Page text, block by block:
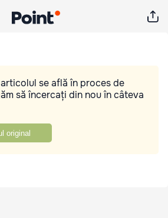
se află în proces de
să încercați din nou în câteva
original